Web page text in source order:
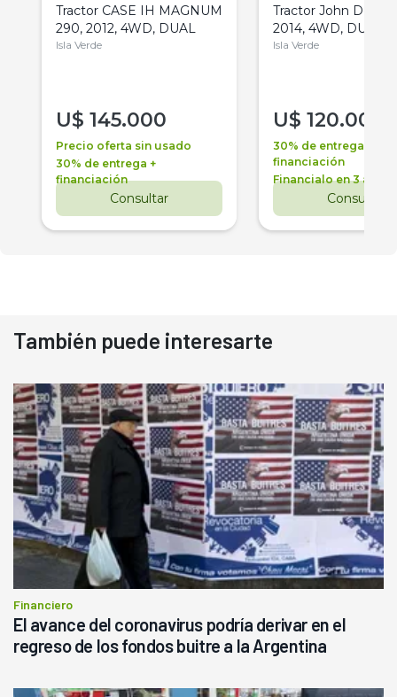
Tractor CASE IH MAGNUM
290, 2012, 4WD, DUAL
Isla Verde
U$ 145.000
Precio oferta sin usado
30% de entrega +
financiación
Consultar
Tractor John Deere
2014, 4WD, DUAL
Isla Verde
U$ 120.000
30% de entrega +
financiación
Financialo en 3 años
Consultar
También puede interesarte
Financiero
El avance del coronavirus podría derivar en el
regreso de los fondos buitre a la Argentina